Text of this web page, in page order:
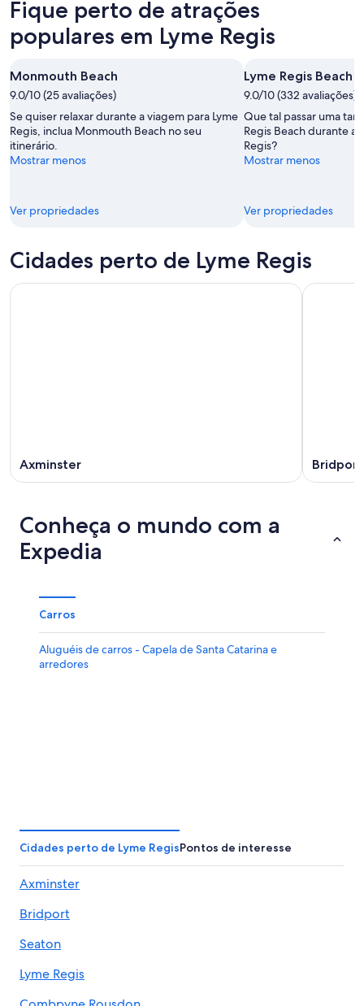
esta
noite,
7
ago.
-
8
de
ago.
Regis
para
amanhã
noite,
8
de
ago.
-
9
em
Lyme
Regis
este
fim
de
semana,
7
de
9
ago.
Fique perto de atrações
populares em Lyme Regis
Monmouth Beach
9.0/10 (25 avaliações)
Se quiser relaxar durante a viagem para Lyme
Regis, inclua Monmouth Beach no seu
itinerário.
Mostrar menos
Ver propriedades
Lyme Regis Beach
9.0/10 (332 avaliações)
Que tal passar uma
Regis Beach durante a
Regis?
Mostrar menos
Ver propriedades
Cidades perto de Lyme Regis
Axminster Bridport
Conheça o mundo com a
Expedia
Carros
Aluguéis de carros - Capela de Santa Catarina e
arredores
Cidades perto de Lyme RegisPontos de interesse
Axminster
Bridport
Seaton
Lyme Regis